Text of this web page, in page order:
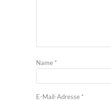
Name *
E-Mail-Adresse *